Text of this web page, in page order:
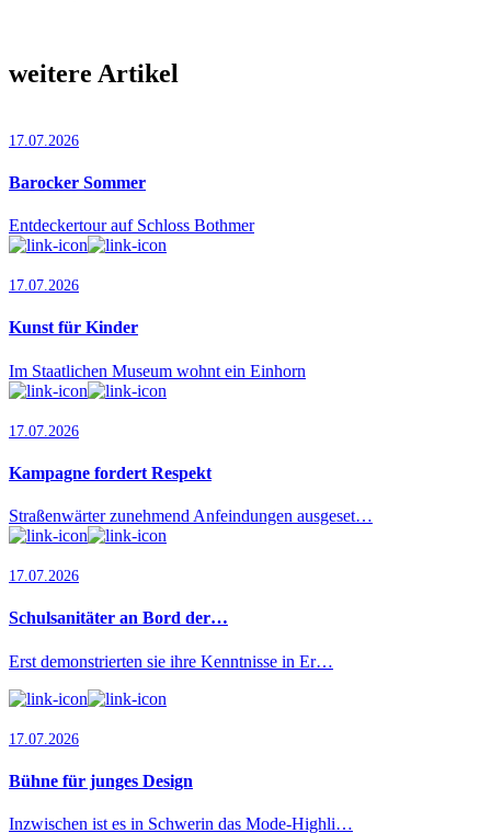
weitere Artikel
17.07.2026
Barocker Sommer
Entdeckertour auf Schloss Bothmer
17.07.2026
Kunst für Kinder
Im Staatlichen Museum wohnt ein Einhorn
17.07.2026
Kampagne fordert Respekt
Straßenwärter zunehmend Anfeindungen ausgeset…
17.07.2026
Schulsanitäter an Bord der…
Erst demonstrierten sie ihre Kenntnisse in Er…
17.07.2026
Bühne für junges Design
Inzwischen ist es in Schwerin das Mode-Highli…